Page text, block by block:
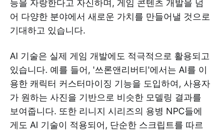
능을 자랑한다고 자신하며, 게임 콘텐츠 개발을 넘
어 다양한 분야에서 새로운 가치를 만들어낼 것으로
기대하고 있습니다.
AI 기술은 실제 게임 개발에도 적극적으로 활용되고
있습니다. 예를 들어, '쓰론앤리버티'에서는 AI를 이
용한 캐릭터 커스터마이징 기능을 도입하여, 사용자
가 원하는 사진을 기반으로 비슷한 모델링 결과를
보여줍니다. 또한 리니지 시리즈의 용병 NPC들에
게도 AI 기술이 적용되어, 단순한 스크립트를 따르